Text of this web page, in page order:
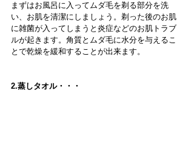
まずはお風呂に入ってムダ毛を剃る部分を洗
い、お肌を清潔にしましょう。剃った後のお肌
に雑菌が入ってしまうと炎症などのお肌トラブ
ルが起きます。角質とムダ毛に水分を与えるこ
とで乾燥を緩和することが出来ます。
2.蒸しタオル・・・